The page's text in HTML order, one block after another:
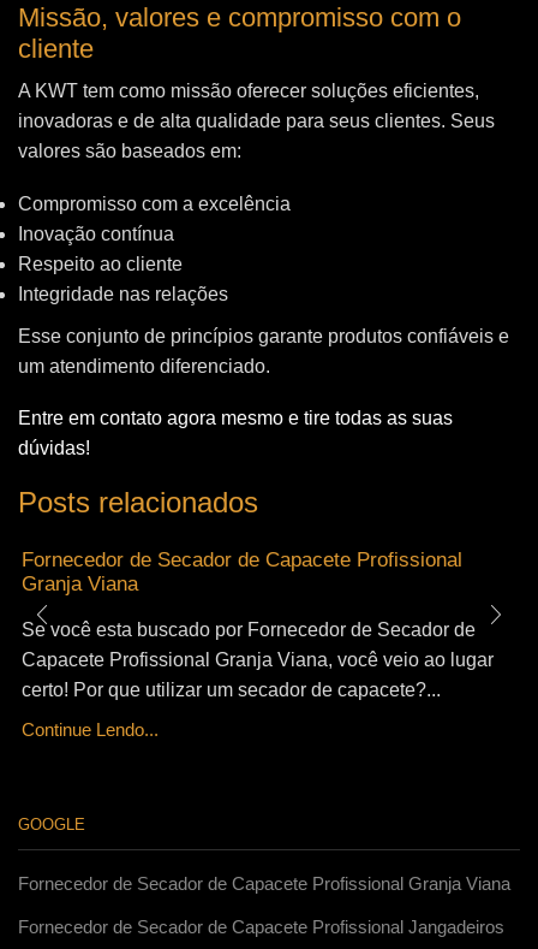
Missão, valores e compromisso com o
cliente
A KWT tem como missão oferecer soluções eficientes,
inovadoras e de alta qualidade para seus clientes. Seus
valores são baseados em:
Compromisso com a excelência
Inovação contínua
Respeito ao cliente
Integridade nas relações
Esse conjunto de princípios garante produtos confiáveis e
um atendimento diferenciado.
Entre em contato agora mesmo e tire todas as suas
dúvidas!
Posts relacionados
Fornecedor de Secador de Capacete Profissional
Granja Viana
Se você esta buscado por Fornecedor de Secador de
Capacete Profissional Granja Viana, você veio ao lugar
certo! Por que utilizar um secador de capacete?...
Continue Lendo...
GOOGLE
Fornecedor de Secador de Capacete Profissional Granja Viana
Fornecedor de Secador de Capacete Profissional Jangadeiros